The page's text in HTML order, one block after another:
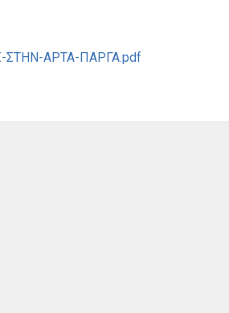
ΑΡΤΑ-ΠΑΡΓΑ.pdf